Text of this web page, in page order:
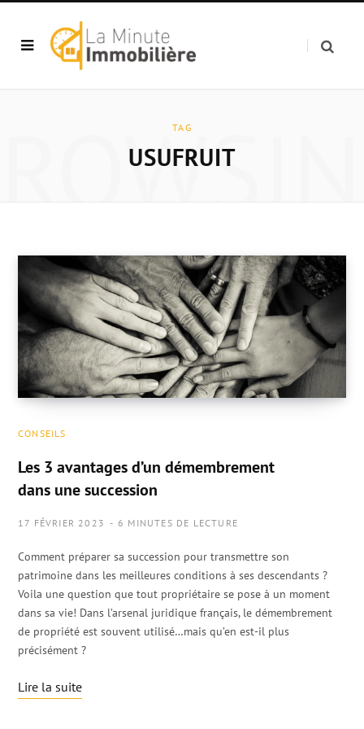
TAG
USUFRUIT
CONSEILS
Les 3 avantages d’un démembrement
dans une succession
17 FÉVRIER 2023 6 MINUTES DE LECTURE
Comment préparer sa succession pour transmettre son
patrimoine dans les meilleures conditions à ses descendants ?
Voila une question que tout propriétaire se pose à un moment
dans sa vie! Dans l’arsenal juridique français, le démembrement
de propriété est souvent utilisé…mais qu’en est-il plus
précisément ?
Lire la suite